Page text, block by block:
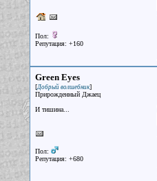
Пол:
Репутация: +160
Green Eyes
[Добрый волшебник]
Прирожденный Джаец
И тишина...
Пол:
Репутация: +680